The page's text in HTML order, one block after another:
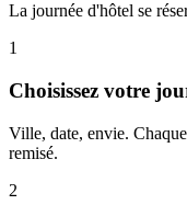
La journée d'hôtel se
1
Choisissez votre
Ville, date, envie.
remisé.
2